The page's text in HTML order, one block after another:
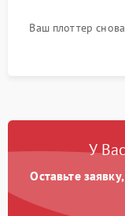
Ваш плоттер
У
Оставьте